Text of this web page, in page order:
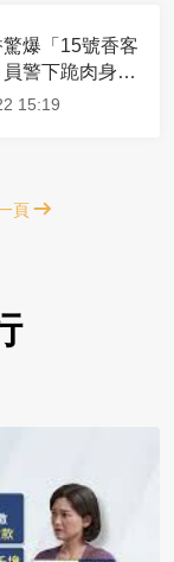
爆「15號香客
警下跪肉身擋
過
15:19
頁